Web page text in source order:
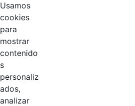
Usamos
cookies
para
mostrar
contenido
s
personaliz
ados,
analizar